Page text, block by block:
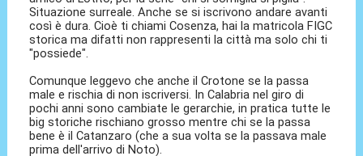
Situazione surreale. Anche se si iscrivono andare avanti
così è dura. Cioè ti chiami Cosenza, hai la matricola FIGC
storica ma difatti non rappresenti la città ma solo chi ti
"possiede".
Comunque leggevo che anche il Crotone se la passa
male e rischia di non iscriversi. In Calabria nel giro di
pochi anni sono cambiate le gerarchie, in pratica tutte le
big storiche rischiano grosso mentre chi se la passa
bene è il Catanzaro (che a sua volta se la passava male
prima dell'arrivo di Noto).